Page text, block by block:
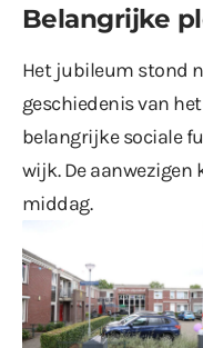
Belangrijke
Het jubileum stond
geschiedenis van
belangrijke sociale
wijk. De aanwezigen
middag.